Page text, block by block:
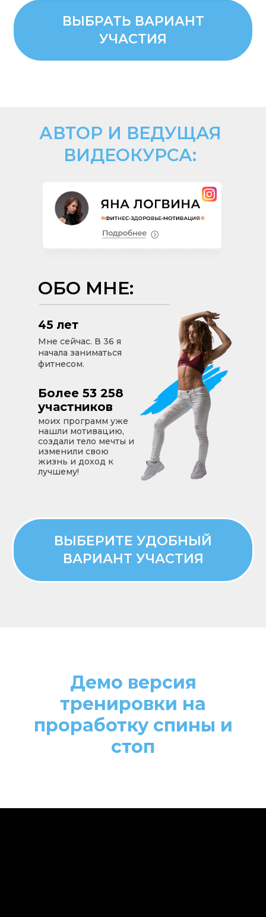
ВЫБРАТЬ ВАРИАНТ
УЧАСТИЯ
АВТОР И ВЕДУЩАЯ
ВИДЕОКУРСА:
ОБО МНЕ:
45 лет
Мне сейчас. В 36 я
начала заниматься
фитнесом.
Более 53 258
участников
моих программ уже
нашли мотивацию,
создали тело мечты и
изменили свою
жизнь и доход к
лучшему!
ВЫБЕРИТЕ УДОБНЫЙ
ВАРИАНТ УЧАСТИЯ
Демо версия
тренировки на
проработку спины и
стоп